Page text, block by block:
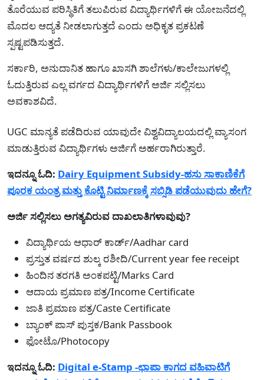
ತೊರೆಯುವ ಪರಿಸ್ಥಿತಿಗೆ ತಲುಪಿರುವ ವಿದ್ಯಾರ್ಥಿಗಳಿಗೆ ಈ ಯೋಜನೆದಲ್ಲಿ
ಮೊದಲ ಆದ್ಯತೆ ನೀಡಲಾಗುತ್ತದೆ ಎಂದು ಅಧಿಕೃತ ಪ್ರಕಟಣೆ
ಸ್ಪಷ್ಟಪಡಿಸುತ್ತದೆ.
ಸರ್ಕಾರಿ, ಅನುದಾನಿತ ಹಾಗೂ ಖಾಸಗಿ ಶಾಲೆಗಳು/ಕಾಲೇಜುಗಳಲ್ಲಿ
ಓದುತ್ತಿರುವ ಎಲ್ಲ ವರ್ಗದ ವಿದ್ಯಾರ್ಥಿಗಳಿಗೆ ಅರ್ಜಿ ಸಲ್ಲಿಸಲು
ಅವಕಾಶವಿದೆ.
UGC ಮಾನ್ಯತೆ ಪಡೆದಿರುವ ಯಾವುದೇ ವಿಶ್ವವಿದ್ಯಾಲಯದಲ್ಲಿ ವ್ಯಾಸಂಗ
ಮಾಡುತ್ತಿರುವ ವಿದ್ಯಾರ್ಥಿಗಳು ಅರ್ಜಿಗೆ ಅರ್ಹರಾಗಿರುತ್ತಾರೆ.
ಇದನ್ನೂ ಓದಿ: Dairy Equipment Subsidy-ಹಸು ಸಾಕಾಣಿಕೆಗೆ
ಪೂರಕ ಯಂತ್ರ ಮತ್ತು ಕೊಟ್ಟಿ ನಿರ್ಮಾಣಕ್ಕೆ ಸಬ್ಸಿಡಿ ಪಡೆಯುವುದು ಹೇಗೆ?
ಅರ್ಜಿ ಸಲ್ಲಿಸಲು ಅಗತ್ಯವಿರುವ ದಾಖಲಾತಿಗಳಾವುವು?
ವಿದ್ಯಾರ್ಥಿಯ ಆಧಾರ್ ಕಾರ್ಡ್/Aadhar card
ಪ್ರಸ್ತುತ ವರ್ಷದ ಶುಲ್ಕ ರಶೀದಿ/Current year fee receipt
ಹಿಂದಿನ ತರಗತಿ ಅಂಕಪಟ್ಟಿ/Marks Card
ಆದಾಯ ಪ್ರಮಾಣ ಪತ್ರ/Income Certificate
ಜಾತಿ ಪ್ರಮಾಣ ಪತ್ರ/Caste Certificate
ಬ್ಯಾಂಕ್ ಪಾಸ್ ಪುಸ್ತಕ/Bank Passbook
ಫೋಟೊ/Photocopy
ಇದನ್ನೂ ಓದಿ: Digital e-Stamp -ಛಾಪಾ ಕಾಗದ ವಹಿವಾಟಿಗೆ